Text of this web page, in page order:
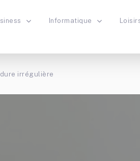
Informatique
irrégulière